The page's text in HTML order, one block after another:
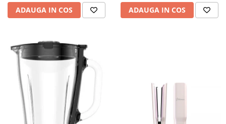
ADAUGA IN COS ADAUGA IN COS